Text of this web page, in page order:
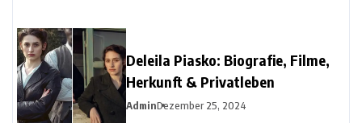
Deleila Piasko: Biografie, Filme,
Herkunft & Privatleben
AdminDezember 25, 2024